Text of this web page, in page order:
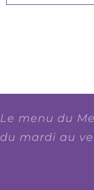
Le menu du
du mardi au